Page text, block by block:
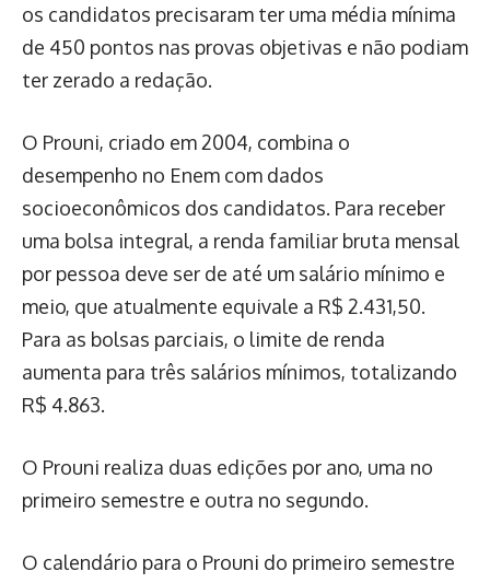
os candidatos precisaram ter uma média mínima
de 450 pontos nas provas objetivas e não podiam
ter zerado a redação.
O Prouni, criado em 2004, combina o
desempenho no Enem com dados
socioeconômicos dos candidatos. Para receber
uma bolsa integral, a renda familiar bruta mensal
por pessoa deve ser de até um salário mínimo e
meio, que atualmente equivale a R$ 2.431,50.
Para as bolsas parciais, o limite de renda
aumenta para três salários mínimos, totalizando
R$ 4.863.
O Prouni realiza duas edições por ano, uma no
primeiro semestre e outra no segundo.
O calendário para o Prouni do primeiro semestre